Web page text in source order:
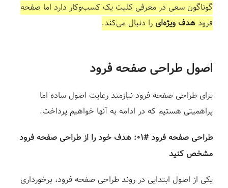
گوناگون سعی در معرفی کلیت یک کسب‌وکار دارد اما صفحه
فرود هدف ویژه‌ای را دنبال می‌کند.⁣
اصول طراحی صفحه فرود ⁣
برای طراحی صفحه فرود نیازمند رعایت اصول ساده اما
پراهمیتی هستیم که در ادامه به آنها خواهیم پرداخت.⁣
طراحی صفحه فرود #۰۱: هدف خود را از طراحی صفحه فرود
مشخص کنید⁣
یکی از اصول ابتدایی در روند طراحی صفحه فرود، برخورداری